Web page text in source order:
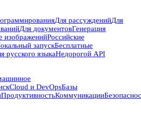
Для рассужденийДля
Для документовГенерация
изображенийРоссийские
запускБесплатные
русского языкаНедорогой API
Cloud и DevOpsБазы
ПродуктивностьКоммуникации